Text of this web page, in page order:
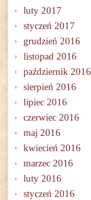
luty 2017
styczeń 2017
grudzień 2016
listopad 2016
październik 2016
sierpień 2016
lipiec 2016
czerwiec 2016
maj 2016
kwiecień 2016
marzec 2016
luty 2016
styczeń 2016